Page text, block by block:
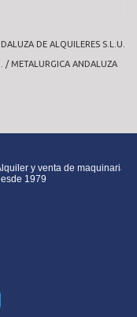
DE ALQUILERES S.L.U.
/ METALURGICA ANDALUZA